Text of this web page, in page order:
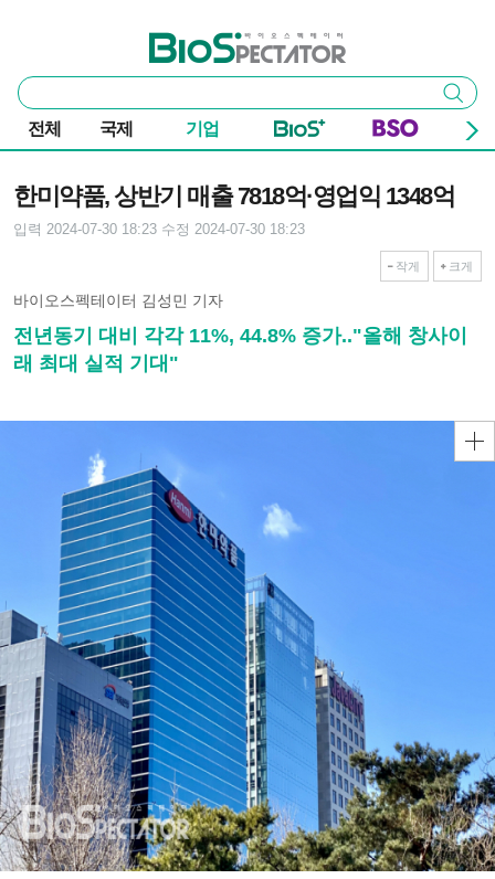
바이오스펙테이터
통
합
검
색
검색
전체 국제 기업
한미약품, 상반기 매출 7818억·영업익 1348억
입력 2024-07-30 18:23 수정 2024-07-30 18:23
작게 크게
바이오스펙테이터 김성민 기자
전년동기 대비 각각 11%, 44.8% 증가.."올해 창사이
래 최대 실적 기대"